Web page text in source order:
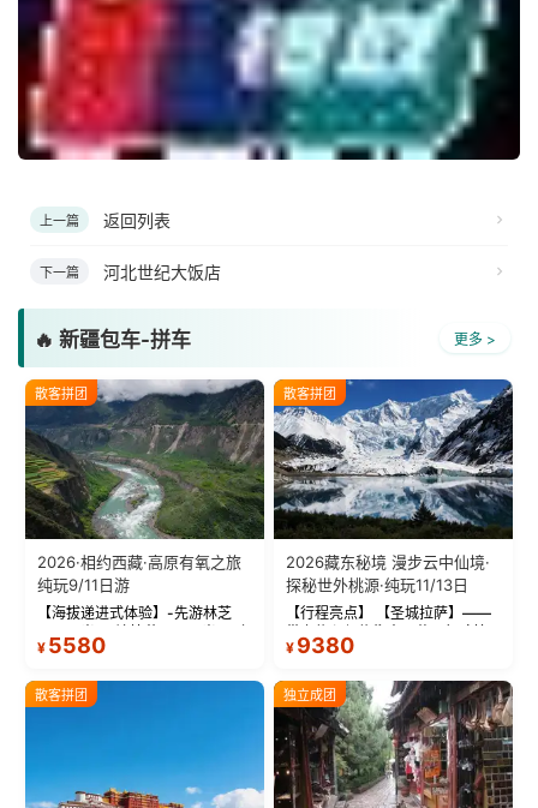
上一篇 返回列表
下一篇 河北世纪大饭店
🔥 新疆包车-拼车 更多 >
散客拼团
2026·相约西藏·高原有氧之旅
纯玩9/11日游
【海拔递进式体验】-先游林芝
(2900米)再访拉萨(3650米)，亲
测 99%游客零高反 。 【贴心保
反根本不是事儿 ！ 【无人机航
拍】-雪山/圣湖/...
¥ 5580
散客拼团
2026藏东秘境 漫步云中仙境·
探秘世外桃源·纯玩11/13日
【行程亮点】 【圣城拉萨】——
带上信心与信仰去西藏，行吟拉
萨，感受这座城与生俱来的与众
城堡寺院于一体的宏伟建筑，是
西藏最完整的古代...
¥ 9380
散客拼团 独立成团